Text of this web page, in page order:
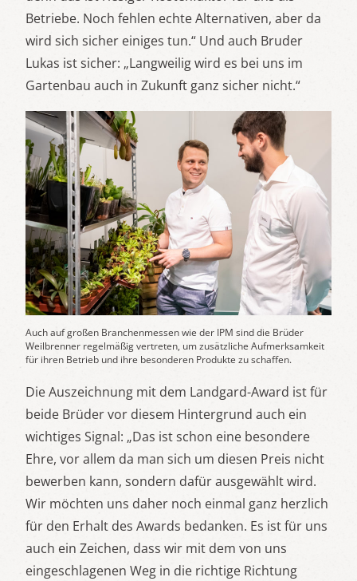
Betriebe. Noch fehlen echte Alternativen, aber da
wird sich sicher einiges tun.“ Und auch Bruder
Lukas ist sicher: „Langweilig wird es bei uns im
Gartenbau auch in Zukunft ganz sicher nicht.“
Auch auf großen Branchenmessen wie der IPM sind die Brüder
Weilbrenner regelmäßig vertreten, um zusätzliche Aufmerksamkeit
für ihren Betrieb und ihre besonderen Produkte zu schaffen.
Die Auszeichnung mit dem Landgard-Award ist für
beide Brüder vor diesem Hintergrund auch ein
wichtiges Signal: „Das ist schon eine besondere
Ehre, vor allem da man sich um diesen Preis nicht
bewerben kann, sondern dafür ausgewählt wird.
Wir möchten uns daher noch einmal ganz herzlich
für den Erhalt des Awards bedanken. Es ist für uns
auch ein Zeichen, dass wir mit dem von uns
eingeschlagenen Weg in die richtige Richtung